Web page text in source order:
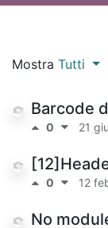
Mostra Tutti
Barcode
0 21
0 12
No